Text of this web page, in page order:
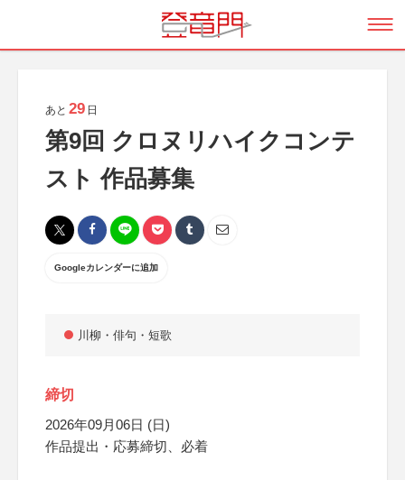
あと 29 日
第9回 クロヌリハイクコンテ
スト 作品募集
Googleカレンダーに追加
川柳・俳句・短歌
締切
2026年09月06日 (日)
作品提出・応募締切、必着